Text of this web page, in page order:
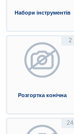
Набори інструментів
2
Розгортка конічна
24